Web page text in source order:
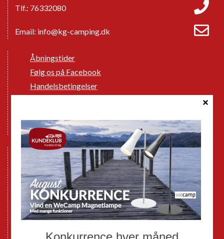
Tlf.: 76332080
Email: info@kg-camping.dk
Åbningstider
Følg os på Facebook
Handelsbetingelser
GPDR - Optagelse af foto og video
Nye Campingvogne
Nye Autocampere og Vans
Brugte Campingvogne
Brugte Autocampere og Vans
Webshop